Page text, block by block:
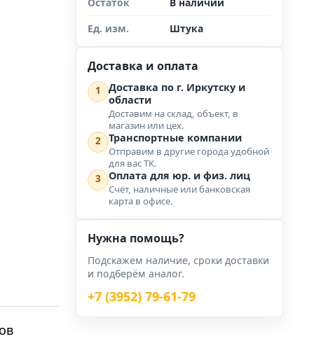
Ед. изм.
Штука
Доставка и оплата
1
Доставка по г. Иркутску и
области
Доставим на склад, объект, в
магазин или цех.
2
Транспортные компании
Отправим в другие города удобной
для вас ТК.
3
Оплата для юр. и физ. лиц
Счёт, наличные или банковская
карта в офисе.
Нужна помощь?
Подскажем наличие, сроки доставки
и подберём аналог.
+7 (3952) 79-61-79